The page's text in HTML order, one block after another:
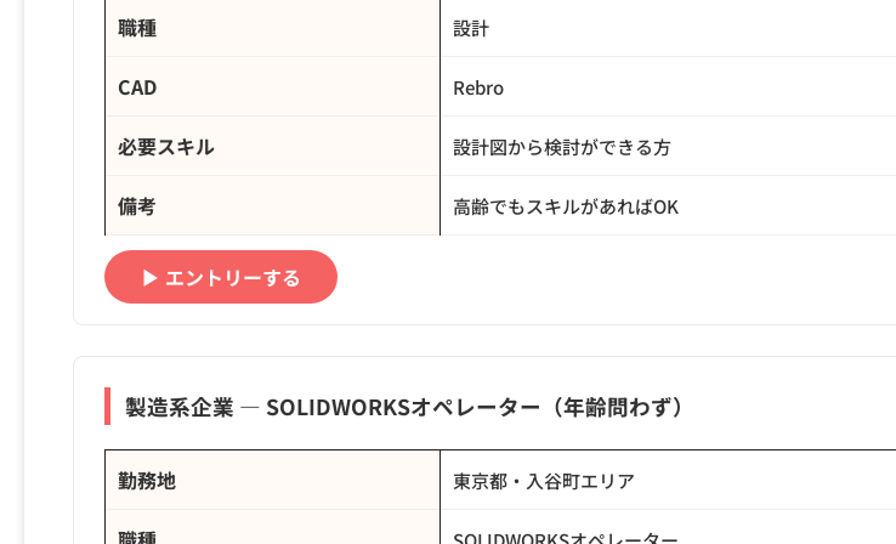
職種 設計
CAD Rebro
必要スキル 設計図から検討ができる方
備考 高齢でもスキルがあればOK
▶ エントリーする
製造系企業 ― SOLIDWORKSオペレーター（年齢問わず）
勤務地 東京都・入谷町エリア